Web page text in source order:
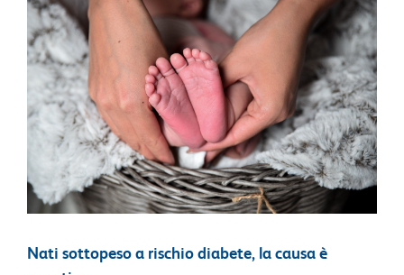
immagine
Nati sottopeso a rischio diabete, la causa è